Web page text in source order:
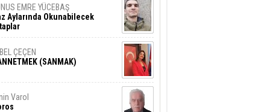
EMRE YÜCEBAŞ
Aylarında Okunabilecek
ÇEÇEN
(SANMAK)
Varol